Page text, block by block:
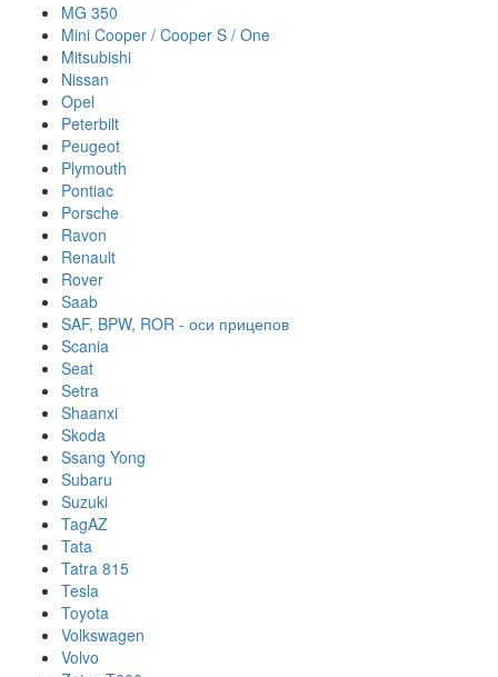
MG 350
Mini Cooper / Cooper S / One
Mitsubishi
Nissan
Opel
Peterbilt
Peugeot
Plymouth
Pontiac
Porsche
Ravon
Renault
Rover
Saab
SAF, BPW, ROR - оси прицепов
Scania
Seat
Setra
Shaanxi
Skoda
Ssang Yong
Subaru
Suzuki
TagAZ
Tata
Tatra 815
Tesla
Toyota
Volkswagen
Volvo